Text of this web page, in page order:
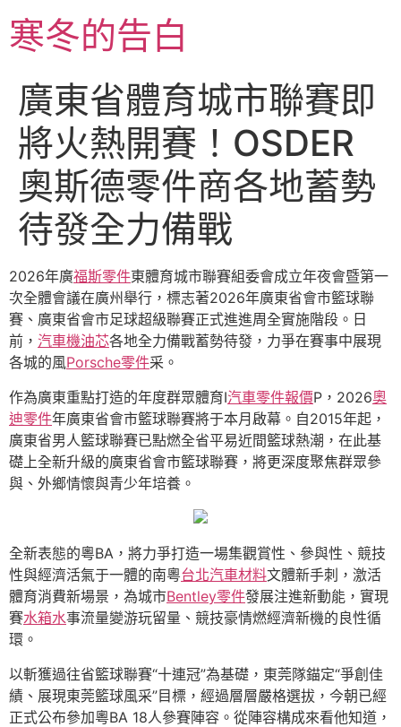
至
主寒冬的告白
廣東省體育城市聯賽即
將火熱開賽！OSDER
奧斯德零件商各地蓄勢
待發全力備戰
2026年廣福斯零件東體育城市聯賽組委會成立年夜會暨第一
次全體會議在廣州舉行，標志著2026年廣東省會市籃球聯
賽、廣東省會市足球超級聯賽正式進進周全實施階段。日
前， 汽車機油芯各地全力備戰蓄勢待發，力爭在賽事中展現
各城的風Porsche零件采。
作為廣東重點打造的年度群眾體育I汽車零件報價P，2026奧
迪零件年廣東省會市籃球聯賽將于本月啟幕。自2015年起，
廣東省男人籃球聯賽已點燃全省平易近間籃球熱潮，在此基
礎上全新升級的廣東省會市籃球聯賽，將更深度聚焦群眾參
與、外鄉情懷與青少年培養。
全新表態的粵BA，將力爭打造一場集觀賞性、參與性、競技
性與經濟活氣于一體的南粵台北汽車材料文體新手刺，激活
體育消費新場景，為城市Bentley零件發展注進新動能，實現
賽水箱水事流量變游玩留量、競技豪情燃經濟新機的良性循
環。
以斬獲過往省籃球聯賽“十連冠”為基礎，東莞隊錨定“爭創佳
績、展現東莞籃球風采”目標，經過層層嚴格選拔，今朝已經
正式公布參加粵BA 18人參賽陣容。從陣容構成來看他知道，